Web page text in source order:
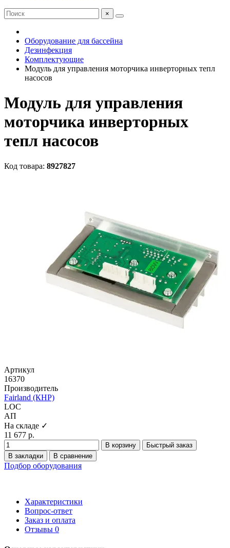
×
Оборудование для бассейна
Дезинфекция
Комплектующие
Модуль для управления моторчика инверторных тепл
насосов
Модуль для управления
моторчика инверторных
тепл насосов
Код товара: 8927827
Артикул
16370
Производитель
Fairland (КНР)
LOC
АП
На складе ✓
11 677 р.
В корзину
Быстрый заказ
В закладки
В сравнение
Подбор оборудования
Характеристики
Вопрос-ответ
Заказ и оплата
Отзывы 0